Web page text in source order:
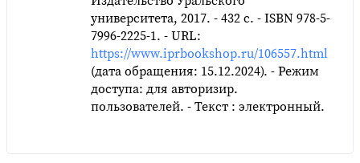
университета, 2017. - 432 c. - ISBN 978-5-
7996-2225-1. - URL:
https://www.iprbookshop.ru/106557.html
(дата обращения: 15.12.2024). - Режим
доступа: для авторизир.
пользователей. - Текст : электронный.